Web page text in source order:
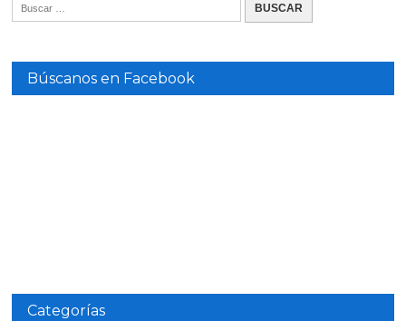
Búscanos en Facebook
Categorías